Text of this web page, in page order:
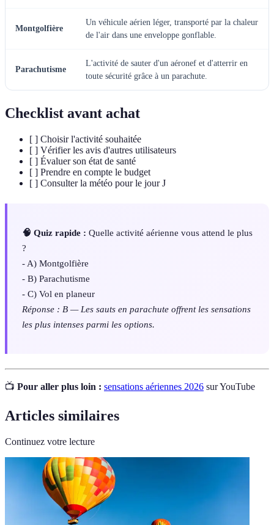
Montgolfière
Un véhicule aérien léger, transporté par la chaleur
de l'air dans une enveloppe gonflable.
Parachutisme
L'activité de sauter d'un aéronef et d'atterrir en
toute sécurité grâce à un parachute.
Checklist avant achat
[ ] Choisir l'activité souhaitée
[ ] Vérifier les avis d'autres utilisateurs
[ ] Évaluer son état de santé
[ ] Prendre en compte le budget
[ ] Consulter la météo pour le jour J
🧠 Quiz rapide : Quelle activité aérienne vous attend le plus
?
- A) Montgolfière
- B) Parachutisme
- C) Vol en planeur
Réponse : B — Les sauts en parachute offrent les sensations
les plus intenses parmi les options.
📺 Pour aller plus loin : sensations aériennes 2026 sur YouTube
Articles similaires
Continuez votre lecture